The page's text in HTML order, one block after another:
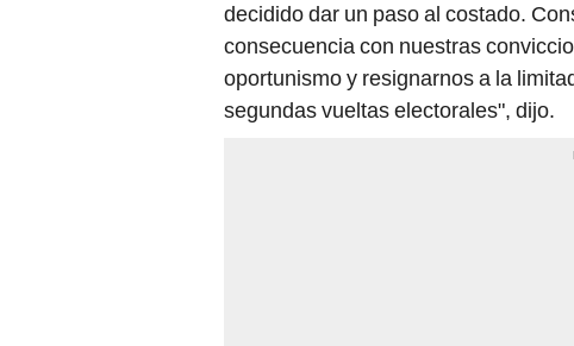
decidido dar un paso al costado.
consecuencia con nuestras
oportunismo y resignarnos a la
segundas vueltas electorales", dijo.